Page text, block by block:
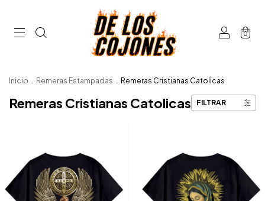
0
Inicio . Remeras Estampadas . Remeras Cristianas Catolicas
Remeras Cristianas Catolicas FILTRAR